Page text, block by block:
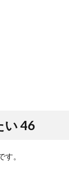
い 46
。